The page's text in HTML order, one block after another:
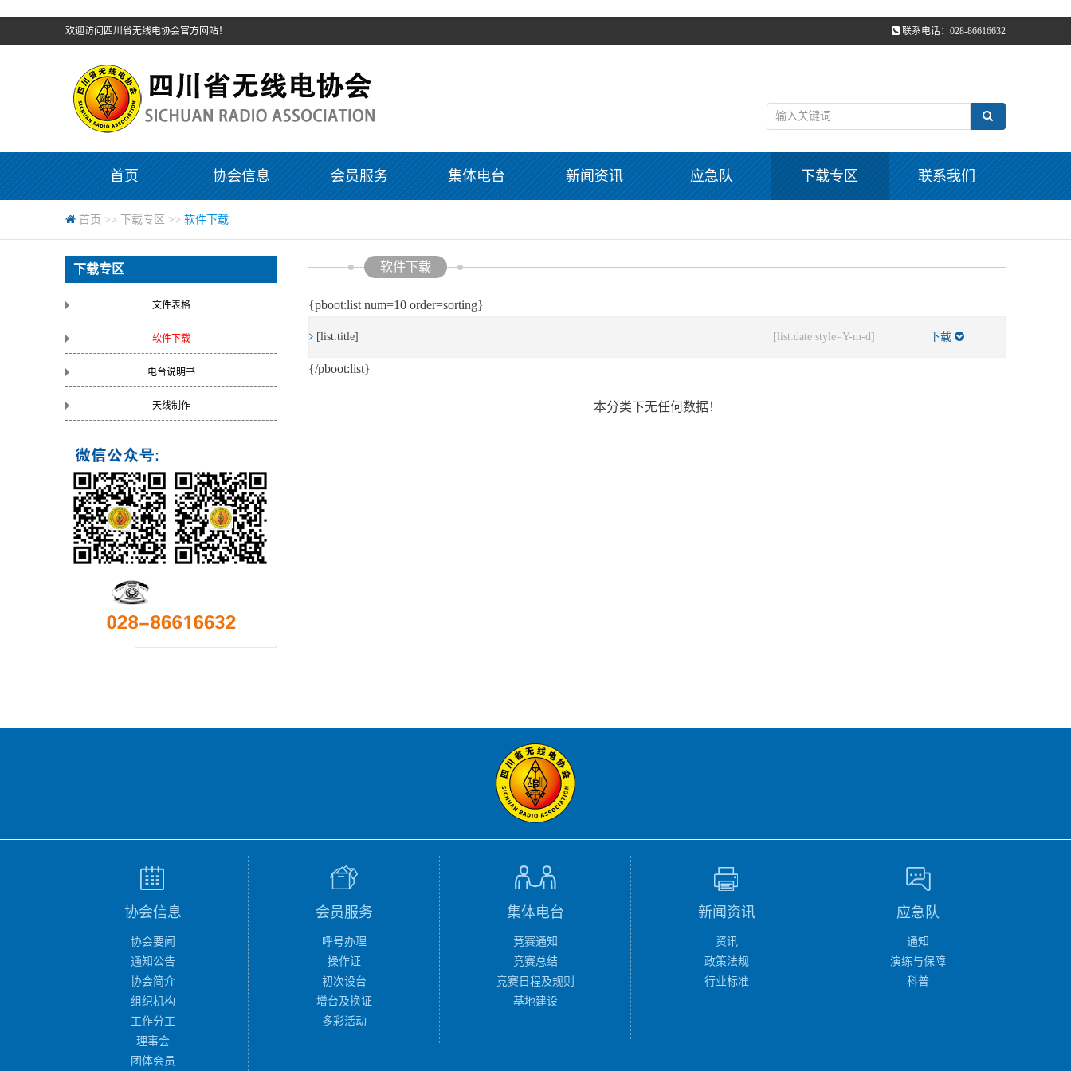
联系电话：028-86616632
欢迎访问四川省无线电协会官方网站！
首页 协会信息 会员服务 集体电台 新闻资讯 应急队 下载专区 联系我们
首页 >> 下载专区 >> 软件下载
下载专区
文件表格
软件下载
电台说明书
天线制作
软件下载
{pboot:list num=10 order=sorting}
[list:title] [list:date style=Y-m-d] 下载
{/pboot:list}
本分类下无任何数据！
协会信息
协会要闻
通知公告
协会简介
组织机构
工作分工
理事会
团体会员
会员服务
呼号办理
操作证
初次设台
增台及换证
多彩活动
集体电台
竞赛通知
竞赛总结
竞赛日程及规则
基地建设
新闻资讯
资讯
政策法规
行业标准
应急队
通知
演练与保障
科普